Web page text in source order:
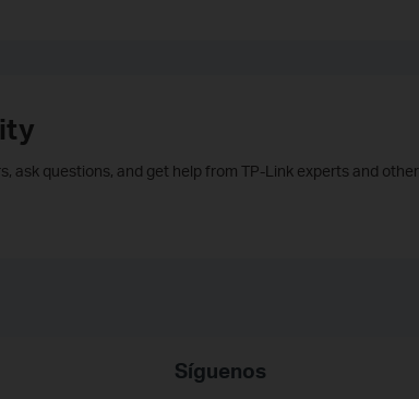
ask questions, and get help from TP-Link experts and
Síguenos